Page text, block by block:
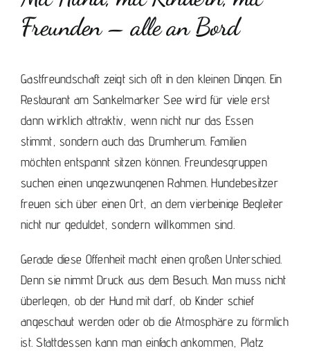
Freunden – alle an Bord
Gastfreundschaft zeigt sich oft in den kleinen Dingen. Ein
Restaurant am Sankelmarker See wird für viele erst
dann wirklich attraktiv, wenn nicht nur das Essen
stimmt, sondern auch das Drumherum. Familien
möchten entspannt sitzen können. Freundesgruppen
suchen einen ungezwungenen Rahmen. Hundebesitzer
freuen sich über einen Ort, an dem vierbeinige Begleiter
nicht nur geduldet, sondern willkommen sind.
Gerade diese Offenheit macht einen großen Unterschied.
Denn sie nimmt Druck aus dem Besuch. Man muss nicht
überlegen, ob der Hund mit darf, ob Kinder schief
angeschaut werden oder ob die Atmosphäre zu förmlich
ist. Stattdessen kann man einfach ankommen, Platz